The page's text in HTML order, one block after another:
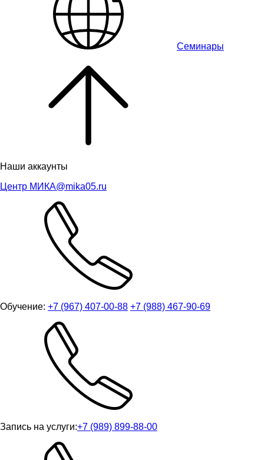
Семинары
Наши аккаунты
Центр МИКА@mika05.ru
Обучение: +7 (967) 407-00-88 +7 (988) 467-90-69
Запись на услуги:+7 (989) 899-88-00